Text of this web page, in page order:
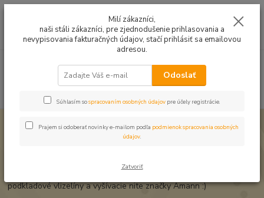
0949224331
9:00 -14:30
za0,00 EUR
Na tomto mieste nájdete pomôcky na strojové vyšívanie -
podkladové vlizelíny a vyšívacie nite značky Amann :)
Milí zákazníci,
naši stáli zákazníci, pre zjednodušenie prihlasovania a
nevypisovania fakturačných údajov, stačí prihlásiť sa emailovou
adresou.
Odoslať
Súhlasím sospracovaním osobných údajov pre účely registrácie.
Prajem si odoberať novinky e-mailom podľa podmienok spracovania osobných
údajov.
Zatvoriť